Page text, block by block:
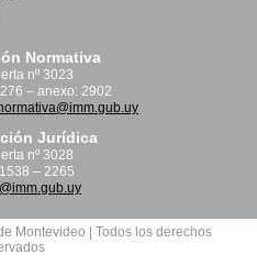
Normativa
nº 3023
– anexo: 2902
Jurídica
nº 3028
– 2265
Montevideo | Todos los derechos